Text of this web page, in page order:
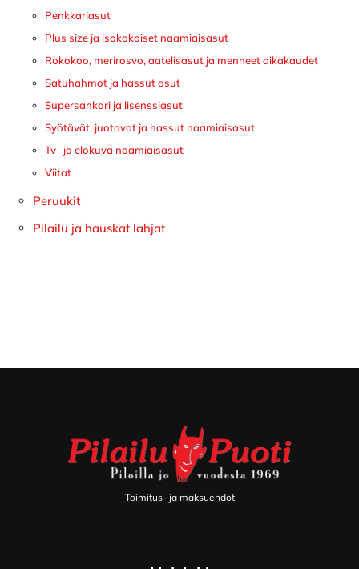
Penkkariasut
Plus size ja isokokoiset naamiaisasut
Rokokoo, merirosvo, aatelisasut ja menneet aikakaudet
Satuhahmot ja hassut asut
Supersankari ja lisenssiasut
Syötävät, juotavat ja hassut naamiaisasut
Tv- ja elokuva naamiaisasut
Viitat
Peruukit
Pilailu ja hauskat lahjat
Toimitus- ja maksuehdot